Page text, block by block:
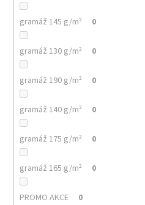
gramáž 145 g/m² 0
gramáž 130 g/m² 0
gramáž 190 g/m² 0
gramáž 140 g/m² 0
gramáž 175 g/m² 0
gramáž 165 g/m² 0
PROMO AKCE 0